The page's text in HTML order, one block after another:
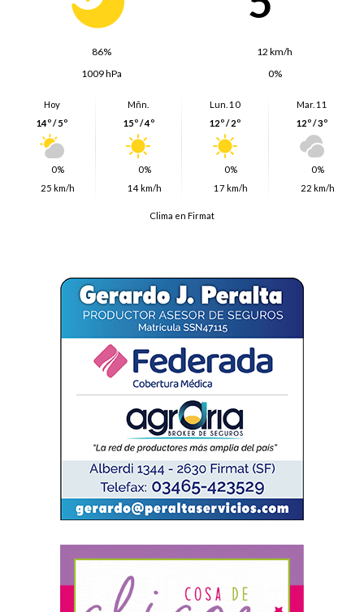
86%
12 km/h
1009 hPa
0%
Hoy
14º / 5º
0%
25 km/h
Mñn.
15º / 4º
0%
14 km/h
Lun. 10
12º / 2º
0%
17 km/h
Mar. 11
12º / 3º
0%
22 km/h
Clima en Firmat